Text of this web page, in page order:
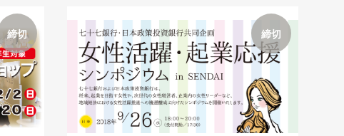
締切 締切